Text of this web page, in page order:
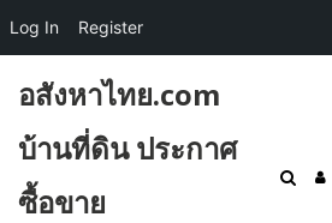
content
อสังหาไทย.com
บ้านที่ดิน ประกาศ
ซื้อขาย
Log In Register